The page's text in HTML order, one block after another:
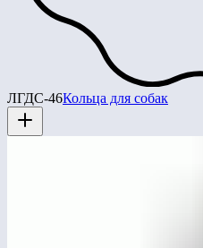
ЛГДС-46Кольца для собак